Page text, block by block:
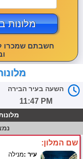
מלונות
חשבתם שמכרו
השעה בעיר הבירה
11:47 PM
שם המלון:
עיר :מנילה